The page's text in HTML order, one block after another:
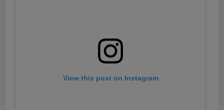
View this post on Instagram